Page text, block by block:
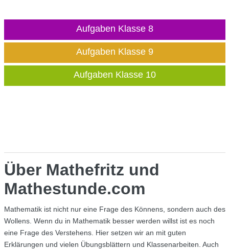
Aufgaben Klasse 8
Aufgaben Klasse 9
Aufgaben Klasse 10
Über Mathefritz und
Mathestunde.com
Mathematik ist nicht nur eine Frage des Könnens, sondern auch des
Wollens. Wenn du in Mathematik besser werden willst ist es noch
eine Frage des Verstehens. Hier setzen wir an mit guten
Erklärungen und vielen Übungsblättern und Klassenarbeiten. Auch